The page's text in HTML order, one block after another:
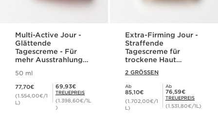
Multi-Active Jour -
Glättende
Tagescreme - Für
mehr Ausstrahlung
50 ml
77,70€
(1.554,00€/1
L)
Mitgliederpreis 69,93€
69,93€
TREUEPREIS
(1.398,60€/1L
)
Extra-Firming Jour -
Straffende
Tagescreme für
trockene Haut
(nachfüllbar)
2 GRÖSSEN
Ab
Aktueller Preis 85,10€
85,10€
(1.702,00€/1
L)
Ab
Mitgliederpreis 76,59€
76,59€
TREUEPREIS
(1.531,80€/1L)